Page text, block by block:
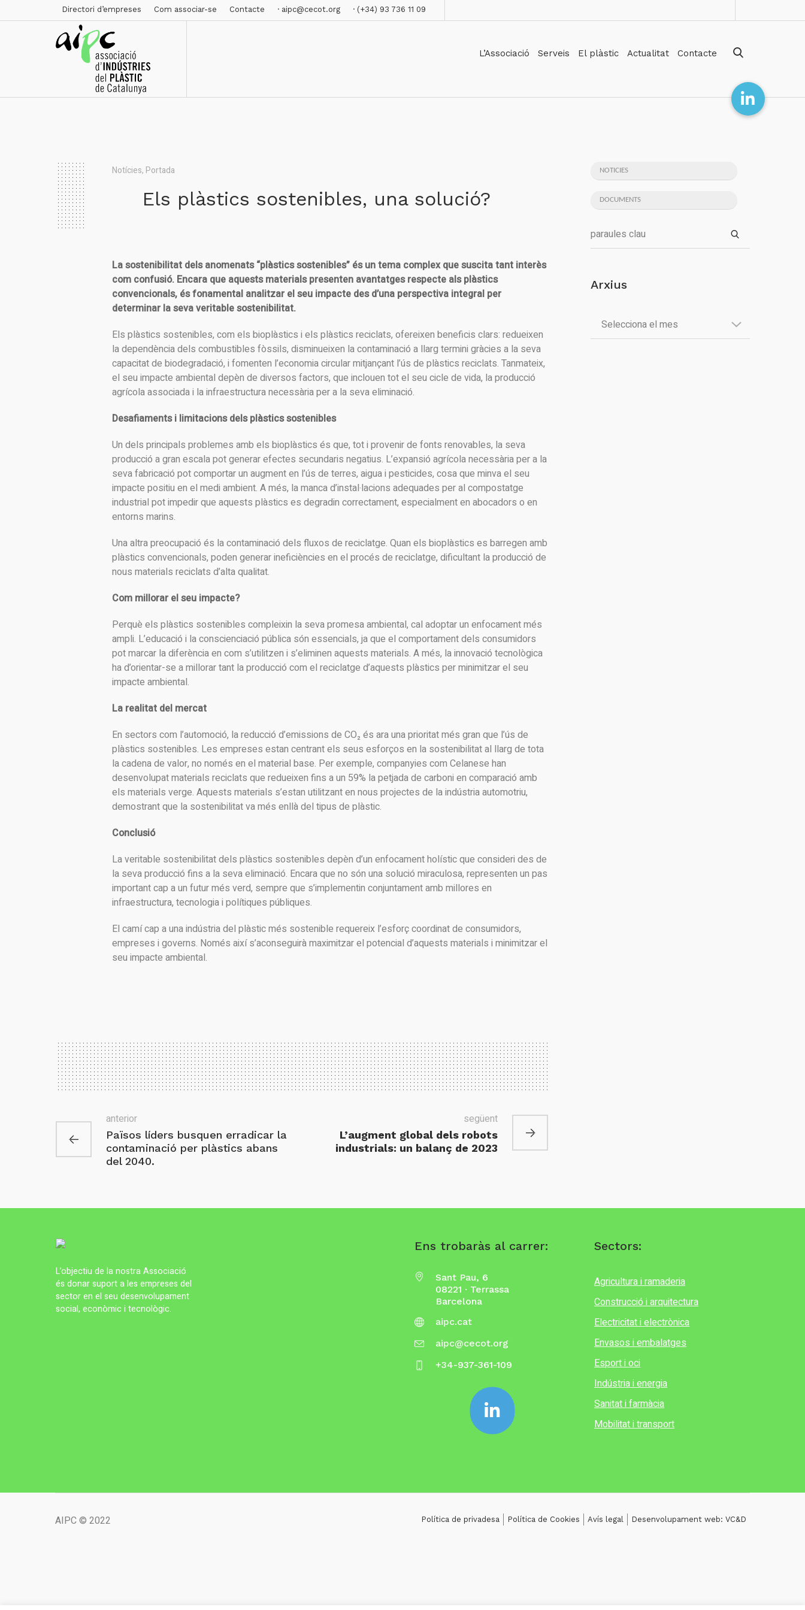
Directori d’empreses Com associar-se Contacte · aipc@cecot.org · (+34) 93 736 11 09
L’Associació Serveis El plàstic Actualitat Contacte
Notícies, Portada
Els plàstics sostenibles, una solució?
La sostenibilitat dels anomenats “plàstics sostenibles” és un tema complex que suscita tant interès
com confusió. Encara que aquests materials presenten avantatges respecte als plàstics
convencionals, és fonamental analitzar el seu impacte des d’una perspectiva integral per
determinar la seva veritable sostenibilitat.
Els plàstics sostenibles, com els bioplàstics i els plàstics reciclats, ofereixen beneficis clars: redueixen
la dependència dels combustibles fòssils, disminueixen la contaminació a llarg termini gràcies a la seva
capacitat de biodegradació, i fomenten l’economia circular mitjançant l’ús de plàstics reciclats. Tanmateix,
el seu impacte ambiental depèn de diversos factors, que inclouen tot el seu cicle de vida, la producció
agrícola associada i la infraestructura necessària per a la seva eliminació.
Desafiaments i limitacions dels plàstics sostenibles
Un dels principals problemes amb els bioplàstics és que, tot i provenir de fonts renovables, la seva
producció a gran escala pot generar efectes secundaris negatius. L’expansió agrícola necessària per a la
seva fabricació pot comportar un augment en l’ús de terres, aigua i pesticides, cosa que minva el seu
impacte positiu en el medi ambient. A més, la manca d’instal·lacions adequades per al compostatge
industrial pot impedir que aquests plàstics es degradin correctament, especialment en abocadors o en
entorns marins.
Una altra preocupació és la contaminació dels fluxos de reciclatge. Quan els bioplàstics es barregen amb
plàstics convencionals, poden generar ineficiències en el procés de reciclatge, dificultant la producció de
nous materials reciclats d’alta qualitat.
Com millorar el seu impacte?
Perquè els plàstics sostenibles compleixin la seva promesa ambiental, cal adoptar un enfocament més
ampli. L’educació i la conscienciació pública són essencials, ja que el comportament dels consumidors
pot marcar la diferència en com s’utilitzen i s’eliminen aquests materials. A més, la innovació tecnològica
ha d’orientar-se a millorar tant la producció com el reciclatge d’aquests plàstics per minimitzar el seu
impacte ambiental.
La realitat del mercat
En sectors com l’automoció, la reducció d’emissions de CO₂ és ara una prioritat més gran que l’ús de
plàstics sostenibles. Les empreses estan centrant els seus esforços en la sostenibilitat al llarg de tota
la cadena de valor, no només en el material base. Per exemple, companyies com Celanese han
desenvolupat materials reciclats que redueixen fins a un 59% la petjada de carboni en comparació amb
els materials verge. Aquests materials s’estan utilitzant en nous projectes de la indústria automotriu,
demostrant que la sostenibilitat va més enllà del tipus de plàstic.
Conclusió
La veritable sostenibilitat dels plàstics sostenibles depèn d’un enfocament holístic que consideri des de
la seva producció fins a la seva eliminació. Encara que no són una solució miraculosa, representen un pas
important cap a un futur més verd, sempre que s’implementin conjuntament amb millores en
infraestructura, tecnologia i polítiques públiques.
El camí cap a una indústria del plàstic més sostenible requereix l’esforç coordinat de consumidors,
empreses i governs. Només així s’aconseguirà maximitzar el potencial d’aquests materials i minimitzar el
seu impacte ambiental.
Països líders busquen erradicar la
contaminació per plàstics abans
del 2040.
anterior
L’augment global dels robots
industrials: un balanç de 2023
següent
NOTICIES
DOCUMENTS
Arxius
L’objectiu de la nostra Associació
és donar suport a les empreses del
sector en el seu desenvolupament
social, econòmic i tecnològic.
Ens trobaràs al carrer:
Sant Pau, 6
08221 · Terrassa
Barcelona
aipc.cat
aipc@cecot.org
+34-937-361-109
Sectors:
Agricultura i ramaderia
Construcció i arquitectura
Electricitat i electrònica
Envasos i embalatges
Esport i oci
Indústria i energia
Sanitat i farmàcia
Mobilitat i transport
AIPC © 2022 Política de privadesa Política de Cookies Avís legal Desenvolupament web: VC&D